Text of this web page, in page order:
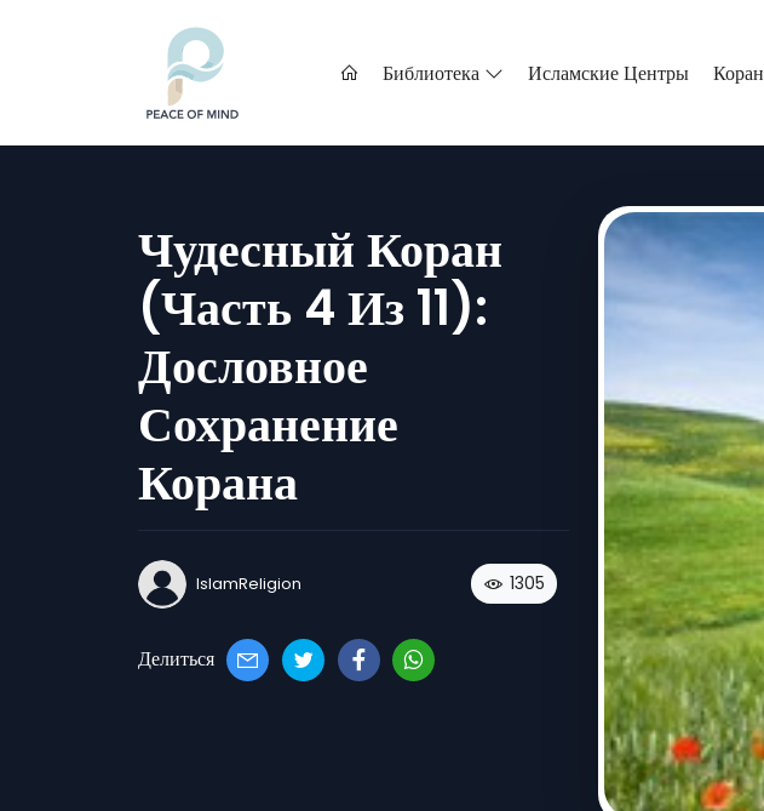
Библиотека Исламские Центры Коран
Чудесный Коран
(часть 4 Из 11):
Дословное
Сохранение
Корана
IslamReligion 1305
Делиться